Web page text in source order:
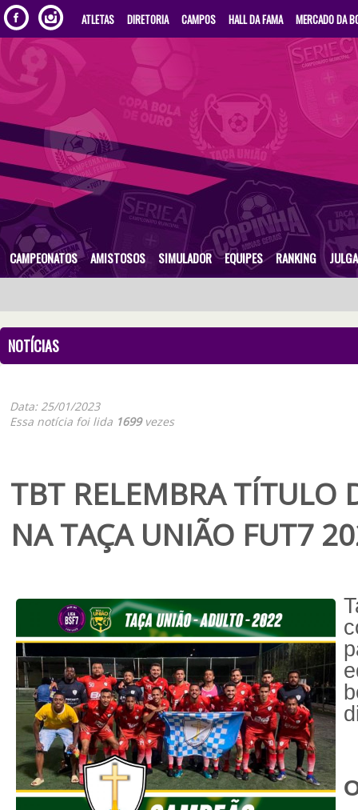
ATLETAS DIRETORIA CAMPOS HALL DA FAMA MERCADO DA
CAMPEONATOS AMISTOSOS SIMULADOR EQUIPES RANKING
NOTÍCIAS
Data: 25/01/2023
Essa notícia foi lida 1699vezes
TBT RELEMBRA TÍTULO
NA TAÇA UNIÃO FUT7